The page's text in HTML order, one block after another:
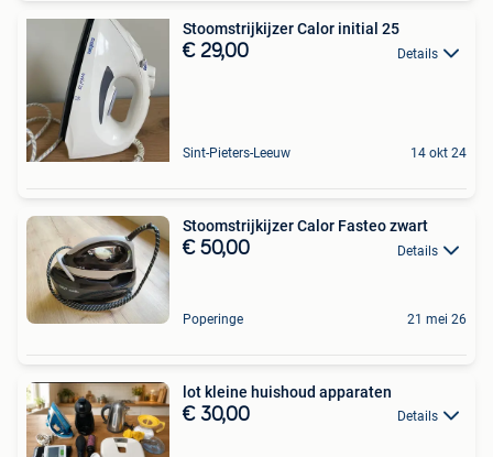
Stoomstrijkijzer Calor initial 25
€ 29,00 Details
Sint-Pieters-Leeuw 14 okt 24
Stoomstrijkijzer Calor Fasteo zwart
€ 50,00 Details
Poperinge 21 mei 26
lot kleine huishoud apparaten
€ 30,00 Details